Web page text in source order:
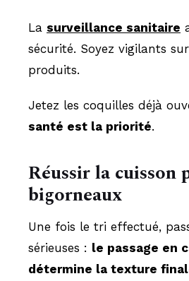
La surveillance sanitaire
sécurité. Soyez vigilants
produits.
Jetez les coquilles déjà
santé est la priorité.
Réussir la cuisson
bigorneaux
Une fois le tri effectué,
sérieuses : le passage en
détermine la texture